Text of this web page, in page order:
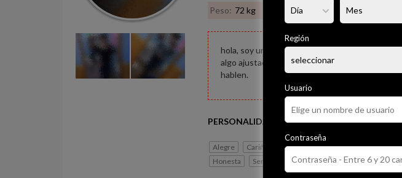
Peso: 72 kg
hola, soy un chico que le gusta vestirse de
algo ajustada a mi cuerpo y espero poder
hablen.
PERSONALIDAD
Alegre Cariñosa Educada Simpática Tímida
Honesta
Sensible Graciosa
Región
Usuario
Contraseña